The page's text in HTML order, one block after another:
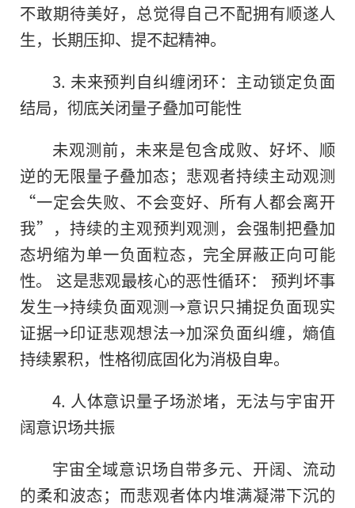
不敢期待美好，总觉得自己不配拥有顺遂人
生，长期压抑、提不起精神。
3. 未来预判自纠缠闭环：主动锁定负面
结局，彻底关闭量子叠加可能性
未观测前，未来是包含成败、好坏、顺
逆的无限量子叠加态；悲观者持续主动观测
“一定会失败、不会变好、所有人都会离开
我”，持续的主观预判观测，会强制把叠加
态坍缩为单一负面粒态，完全屏蔽正向可能
性。 这是悲观最核心的恶性循环： 预判坏事
发生→持续负面观测→意识只捕捉负面现实
证据→印证悲观想法→加深负面纠缠，熵值
持续累积，性格彻底固化为消极自卑。
4. 人体意识量子场淤堵，无法与宇宙开
阔意识场共振
宇宙全域意识场自带多元、开阔、流动
的柔和波态；而悲观者体内堆满凝滞下沉的